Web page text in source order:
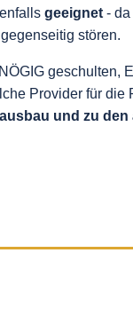
geeignet- da
stören.
geschulten,
Provider für die
und zu